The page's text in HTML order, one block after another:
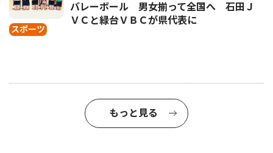
スポーツ
バレーボール 男女揃って全国へ 石田Ｊ
ＶＣと緑台ＶＢＣが県代表に
もっと見る